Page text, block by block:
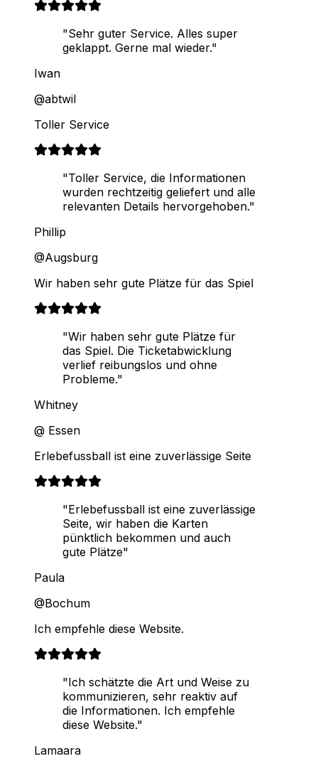
"Sehr guter Service. Alles super
geklappt. Gerne mal wieder."
Iwan
@abtwil
Toller Service
"Toller Service, die Informationen
wurden rechtzeitig geliefert und alle
relevanten Details hervorgehoben."
Phillip
@Augsburg
Wir haben sehr gute Plätze für das Spiel
"Wir haben sehr gute Plätze für
das Spiel. Die Ticketabwicklung
verlief reibungslos und ohne
Probleme."
Whitney
@ Essen
Erlebefussball ist eine zuverlässige Seite
"Erlebefussball ist eine zuverlässige
Seite, wir haben die Karten
pünktlich bekommen und auch
gute Plätze"
Paula
@Bochum
Ich empfehle diese Website.
"Ich schätzte die Art und Weise zu
kommunizieren, sehr reaktiv auf
die Informationen. Ich empfehle
diese Website."
Lamaara